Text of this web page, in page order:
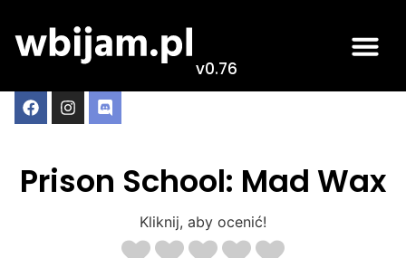
v0.76
Prison School: Mad Wax
Kliknij, aby ocenić!